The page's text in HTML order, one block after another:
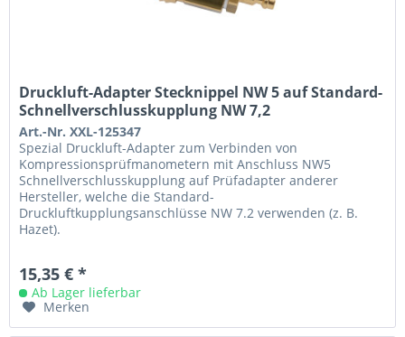
Druckluft-Adapter Stecknippel NW 5 auf Standard-
Schnellverschlusskupplung NW 7,2
Art.-Nr. XXL-125347
Spezial Druckluft-Adapter zum Verbinden von
Kompressionsprüfmanometern mit Anschluss NW5
Schnellverschlusskupplung auf Prüfadapter anderer
Hersteller, welche die Standard-
Druckluftkupplungsanschlüsse NW 7.2 verwenden (z. B.
Hazet).
15,35 € *
Ab Lager lieferbar
Merken